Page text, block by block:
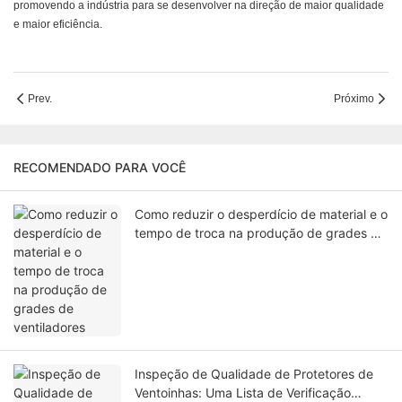
promovendo a indústria para se desenvolver na direção de maior qualidade
e maior eficiência.
Prev. Próximo
RECOMENDADO PARA VOCÊ
Como reduzir o desperdício de material e o
tempo de troca na produção de grades de
Inspeção de Qualidade de Protetores de
Ventoinhas: Uma Lista de Verificação